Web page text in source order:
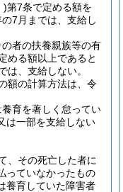
)第7条で定める額を
7月までは、支給し
者の扶養親族等の有
める額以上であると
は、支給しない。
額の計算方法は、令
育を著しく怠ってい
は一部を支給しない
、その死亡した者に
っていなかったもの
養育していた障害者